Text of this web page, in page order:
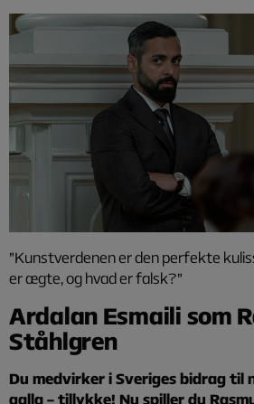
”Kunstverdenen er den perfekte
er ægte, og hvad er falsk?”
Ardalan Esmaili som
Ståhlgren
Du medvirker i Sveriges bidrag til
galla – tillykke! Nu spiller du